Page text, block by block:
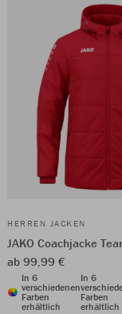
HERREN JACKEN
JAKO Coachjacke
ab 99,99 €
In 6
verschiedenen
Farben
erhältlich
In 6
Farben
erhältlich